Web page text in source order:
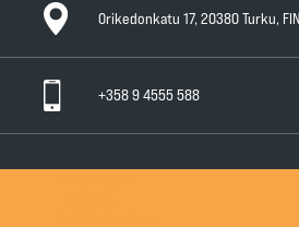
Orikedonkatu 17, 20380 Turku,
+358 9 4555 588